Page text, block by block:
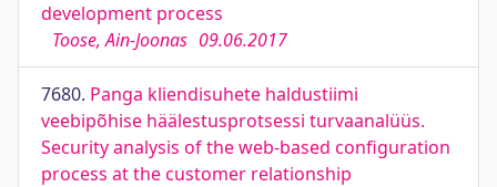
development process
Toose, Ain-Joonas 09.06.2017
7680. Panga kliendisuhete haldustiimi
veebipõhise häälestusprotsessi turvaanalüüs.
Security analysis of the web-based configuration
process at the customer relationship